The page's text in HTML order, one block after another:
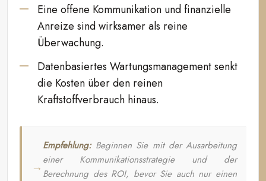
Eine offene Kommunikation und finanzielle
Anreize sind wirksamer als reine
Überwachung.
Datenbasiertes Wartungsmanagement senkt
die Kosten über den reinen
Kraftstoffverbrauch hinaus.
Empfehlung:Beginnen Sie mit der Ausarbeitung
einer Kommunikationsstrategie und der
Berechnung des ROI, bevor Sie auch nur einen